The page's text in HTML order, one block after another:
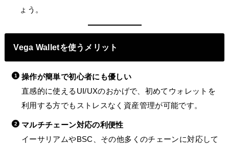
ょう。
Vega Walletを使うメリット
操作が簡単で初心者にも優しい
直感的に使えるUI/UXのおかげで、初めてウォレットを
利用する方でもストレスなく資産管理が可能です。
マルチチェーン対応の利便性
イーサリアムやBSC、その他多くのチェーンに対応して